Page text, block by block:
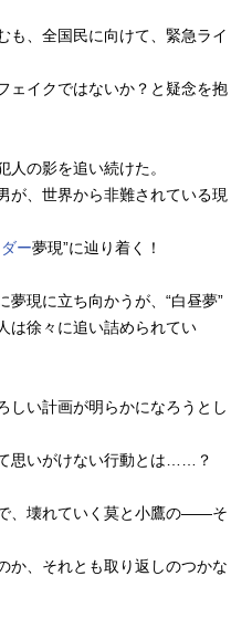
も、全国民に向けて、緊急ライ
ェイクではないか？と疑念を抱
の影を追い続けた。
が、世界から非難されている現
ー夢現”に辿り着く！
夢現に立ち向かうが、“白昼夢”
は徐々に追い詰められてい
しい計画が明らかになろうとし
思いがけない行動とは……？
、壊れていく莫と小鷹の――そ
か、それとも取り返しのつかな